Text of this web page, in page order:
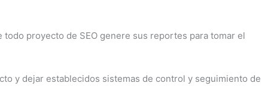
proyecto de SEO genere sus reportes para tomar el
y dejar establecidos sistemas de control y seguimiento de